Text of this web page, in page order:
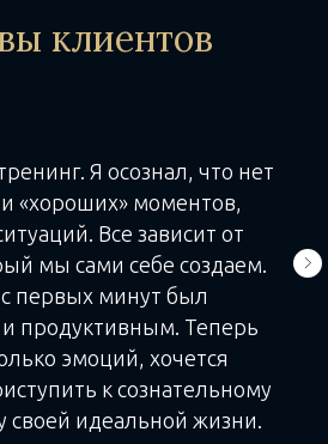
клиентов
Я осознал, что нет
«хороших» моментов,
Все зависит от
мы сами себе создаем.
первых минут был
продуктивным. Теперь
эмоций, хочется
к сознательному
своей идеальной жизни.